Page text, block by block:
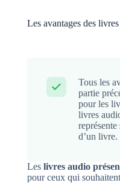
Les avantages des
Tous les
partie
pour les
livres
d’un livre.
Les livres audio
pour ceux qui